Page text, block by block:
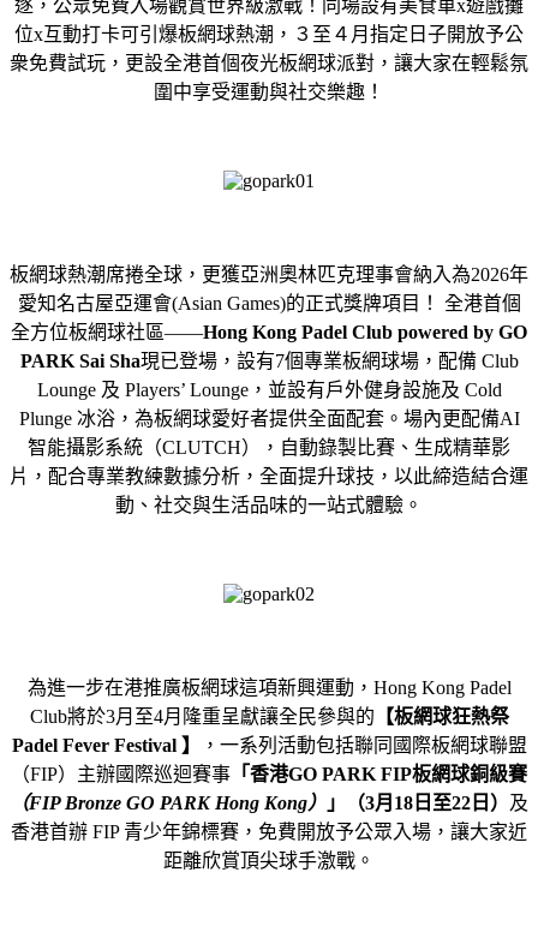
逐，公眾免費入場觀賞世界級激戰！同場設有美食車x遊戲攤
位x互動打卡可引爆板網球熱潮，３至４月指定日子開放予公
衆免費試玩，更設全港首個夜光板網球派對，讓大家在輕鬆氛
圍中享受運動與社交樂趣！
板網球熱潮席捲全球，更獲亞洲奧林匹克理事會納入為2026年
愛知名古屋亞運會(Asian Games)的正式獎牌項目！ 全港首個
全方位板網球社區——Hong Kong Padel Club powered by GO
PARK Sai Sha現已登場，設有7個專業板網球場，配備 Club
Lounge 及 Players’ Lounge，並設有戶外健身設施及 Cold
Plunge 冰浴，為板網球愛好者提供全面配套。場內更配備AI
智能攝影系統（CLUTCH），自動錄製比賽、生成精華影
片，配合專業教練數據分析，全面提升球技，以此締造結合運
動、社交與生活品味的一站式體驗。
為進一步在港推廣板網球這項新興運動，Hong Kong Padel
Club將於3月至4月隆重呈獻讓全民參與的 【板網球狂熱祭
Padel Fever Festival 】
，一系列活動包括聯同國際板網球聯盟
（FIP）主辦國際巡迴賽事 「香港GO PARK FIP板網球銅級賽
（FIP Bronze GO PARK Hong Kong）
」（3月18日至22日） 及
香港首辦 FIP 青少年錦標賽，免費開放予公眾入場，讓大家近
距離欣賞頂尖球手激戰。